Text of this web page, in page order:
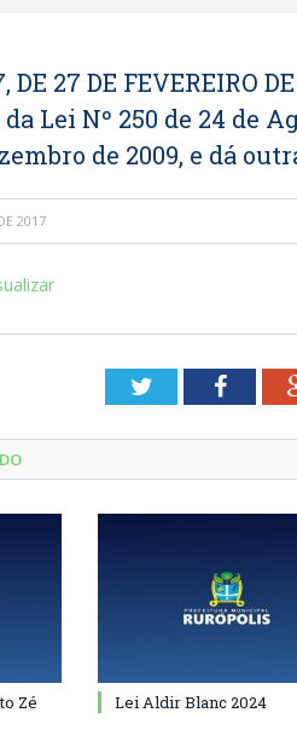
DE 27 DE FEVEREIRO
Lei Nº 250 de 24 de
de 2009, e dá
2017
Twitter
Zé
Lei Aldir Blanc 2024